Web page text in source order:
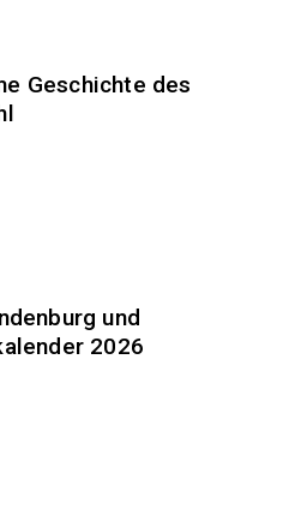
Geschichte des
und
2026